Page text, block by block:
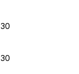
30
30